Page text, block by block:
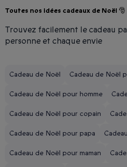
Toutes nos idées cadeaux de Noël 🎅
Trouvez facilement le cadeau
personne et chaque envie
Cadeau de Noël Cadeau de Noël
Cadeau de Noël pour homme
Cadeau de Noël pour copain
Cadeau de Noël pour papa
Cadeau de Noël pour maman